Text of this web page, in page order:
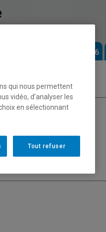
Horaire - Automne 2026
qui nous permettent
vidéo, d’analyser les
en sélectionnant
Tout refuser